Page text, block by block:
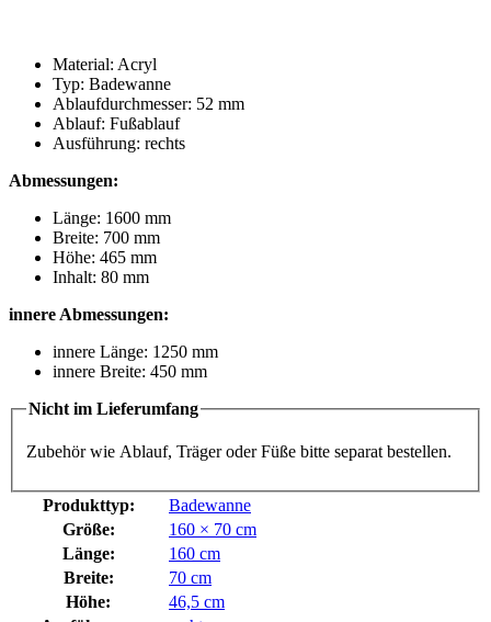
Material: Acryl
Typ: Badewanne
Ablaufdurchmesser: 52 mm
Ablauf: Fußablauf
Ausführung: rechts
Abmessungen:
Länge: 1600 mm
Breite: 700 mm
Höhe: 465 mm
Inhalt: 80 mm
innere Abmessungen:
innere Länge: 1250 mm
innere Breite: 450 mm
Nicht im Lieferumfang
Zubehör wie Ablauf, Träger oder Füße bitte separat bestellen.
Produkttyp:
Badewanne
Größe:
160 × 70 cm
Länge:
160 cm
Breite:
70 cm
Höhe:
46,5 cm